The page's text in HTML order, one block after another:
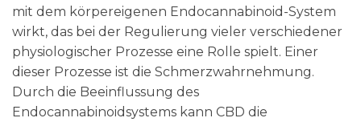
mit dem körpereigenen Endocannabinoid-System
wirkt, das bei der Regulierung vieler verschiedener
physiologischer Prozesse eine Rolle spielt. Einer
dieser Prozesse ist die Schmerzwahrnehmung.
Durch die Beeinflussung des
Endocannabinoidsystems kann CBD die